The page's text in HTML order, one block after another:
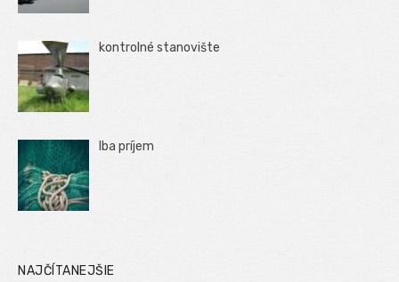
kontrolné stanovište
Iba príjem
NAJČÍTANEJŠIE